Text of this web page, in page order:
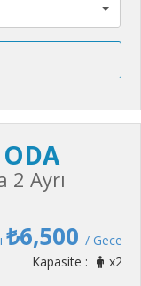
2 Ayrı
₺6,500 / Gece
Kapasite :
x2